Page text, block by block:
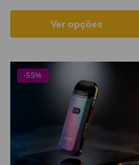
Ver opções
-55%